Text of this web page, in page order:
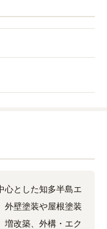
心とした知多半島エ
外壁塗装や屋根塗装
増改築、外構・エク